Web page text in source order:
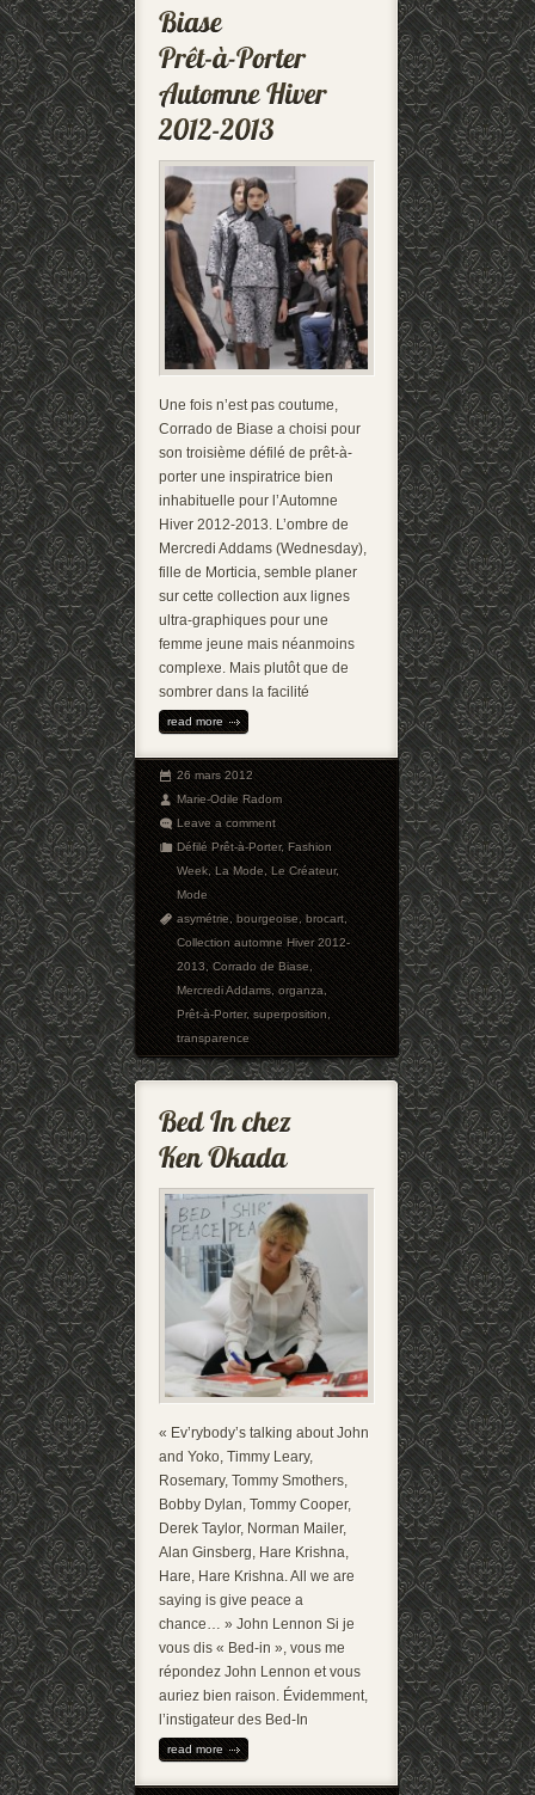
Une fois n’est pas coutume,
Corrado de Biase a choisi pour
son troisième défilé de prêt-à-
porter une inspiratrice bien
inhabituelle pour l’Automne
Hiver 2012-2013. L’ombre de
Mercredi Addams (Wednesday),
fille de Morticia, semble planer
sur cette collection aux lignes
ultra-graphiques pour une
femme jeune mais néanmoins
complexe. Mais plutôt que de
sombrer dans la facilité
read more
26 mars 2012
Marie-Odile Radom
Leave a comment
Défilé Prêt-à-Porter,Fashion
Week,La Mode,Le Créateur,
Mode
asymétrie,bourgeoise,brocart,
Collection automne Hiver 2012-
2013,Corrado de Biase,
Mercredi Addams,organza,
Prêt-à-Porter,superposition,
transparence
« Ev’rybody’s talking about John
and Yoko, Timmy Leary,
Rosemary, Tommy Smothers,
Bobby Dylan, Tommy Cooper,
Derek Taylor, Norman Mailer,
Alan Ginsberg, Hare Krishna,
Hare, Hare Krishna. All we are
saying is give peace a
chance… » John Lennon Si je
vous dis « Bed-in », vous me
répondez John Lennon et vous
auriez bien raison. Évidemment,
l’instigateur des Bed-In
read more